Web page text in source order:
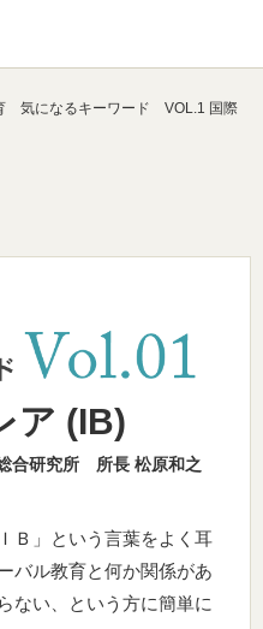
気になるキーワード VOL.1 国際
ア (IB)
合研究所 所長 松原和之
Ｂ」という言葉をよく耳
バル教育と何か関係があ
ない、という方に簡単に